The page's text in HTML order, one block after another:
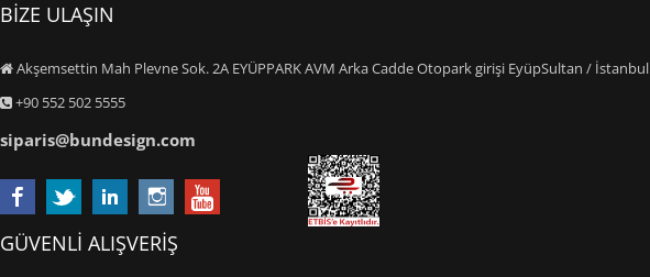
BİZE ULAŞIN
Akşemsettin Mah Plevne Sok. 2A EYÜPPARK AVM Arka Cadde Otopark girişi EyüpSultan / İstanbul
+90 552 502 5555
siparis@bundesign.com
GÜVENLİ ALIŞVERİŞ